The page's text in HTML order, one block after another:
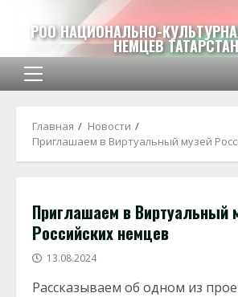
содержимому
РОО НАЦИОНАЛЬНО-
НЕМЦЕВ
Основное
Главная
Новости
Приглашаем в Виртуальный музей
Приглашаем в Виртуальный
Российских немцев
13.08.2024
Рассказываем об одном из